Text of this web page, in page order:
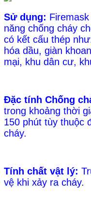
Sử dụng:
năng chống cháy
có kết cấu thép
hóa dầu, giàn
mại, khu dân cư,
Đặc tính Chống
trong khoảng thời
150 phút tùy thuộc
cháy.
Tính chất vật lý:
vệ khi xảy ra cháy.